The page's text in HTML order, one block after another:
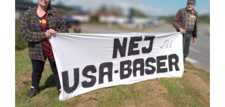
KULTUR
KALENDER
BLOGS
DEBAT
LÆSER
TIL